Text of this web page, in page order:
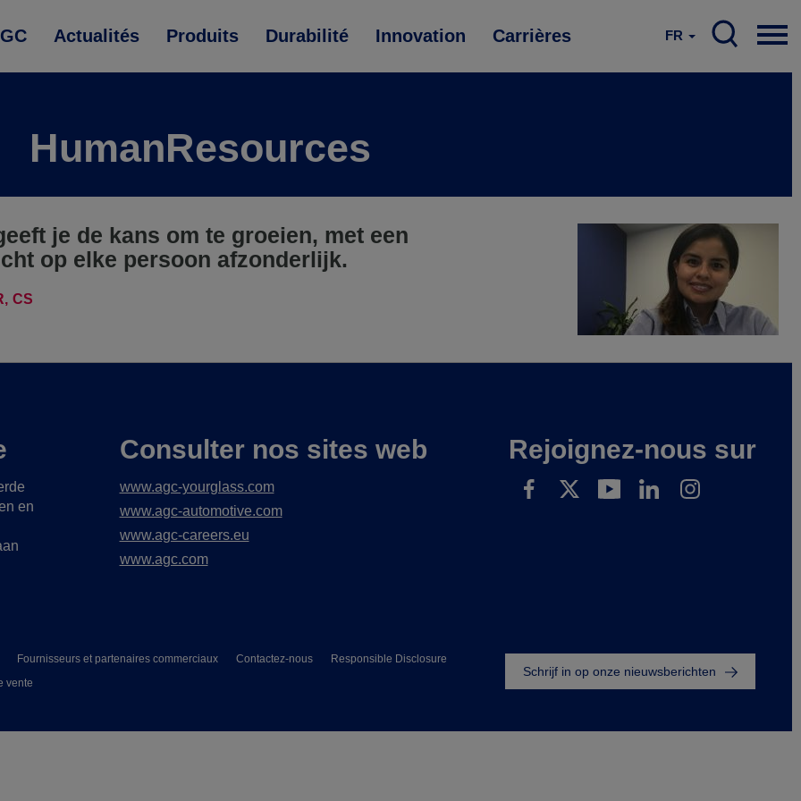
Actualités Produits Durabilité Innovation Carrières FR
HumanResources
je de kans om te groeien, met een
op elke persoon afzonderlijk.
CS
en
Consulter nos sites web
www.agc-yourglass.com
www.agc-automotive.com
www.agc-careers.eu
www.agc.com
Rejoignez-nous sur
Footer
Fournisseurs et partenaires commerciaux Contactez-nous
Responsible Disclosure
vente
Schrijf in op onze nieuwsberichten